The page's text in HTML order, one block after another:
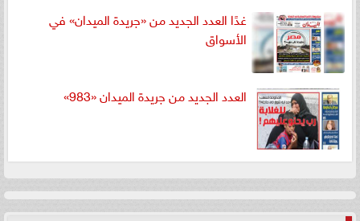
غدًا العدد الجديد من «جريدة الميدان» في
الأسواق
العدد الجديد من جريدة الميدان «983»